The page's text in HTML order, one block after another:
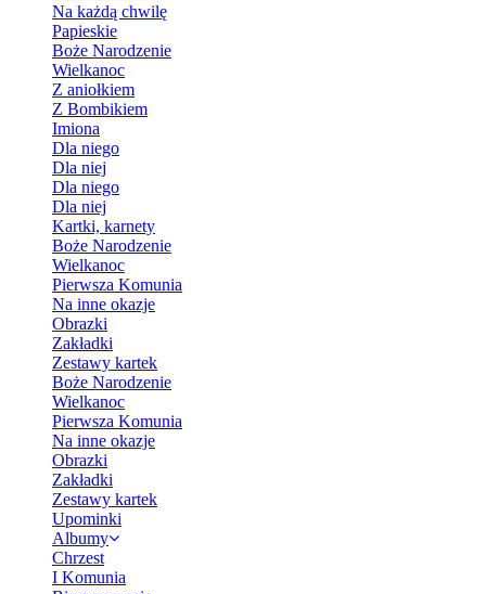
Na każdą chwilę
Papieskie
Boże Narodzenie
Wielkanoc
Z aniołkiem
Z Bombikiem
Imiona
Dla niego
Dla niej
Dla niego
Dla niej
Kartki, karnety
Boże Narodzenie
Wielkanoc
Pierwsza Komunia
Na inne okazje
Obrazki
Zakładki
Zestawy kartek
Boże Narodzenie
Wielkanoc
Pierwsza Komunia
Na inne okazje
Obrazki
Zakładki
Zestawy kartek
Upominki
Albumy
Chrzest
I Komunia